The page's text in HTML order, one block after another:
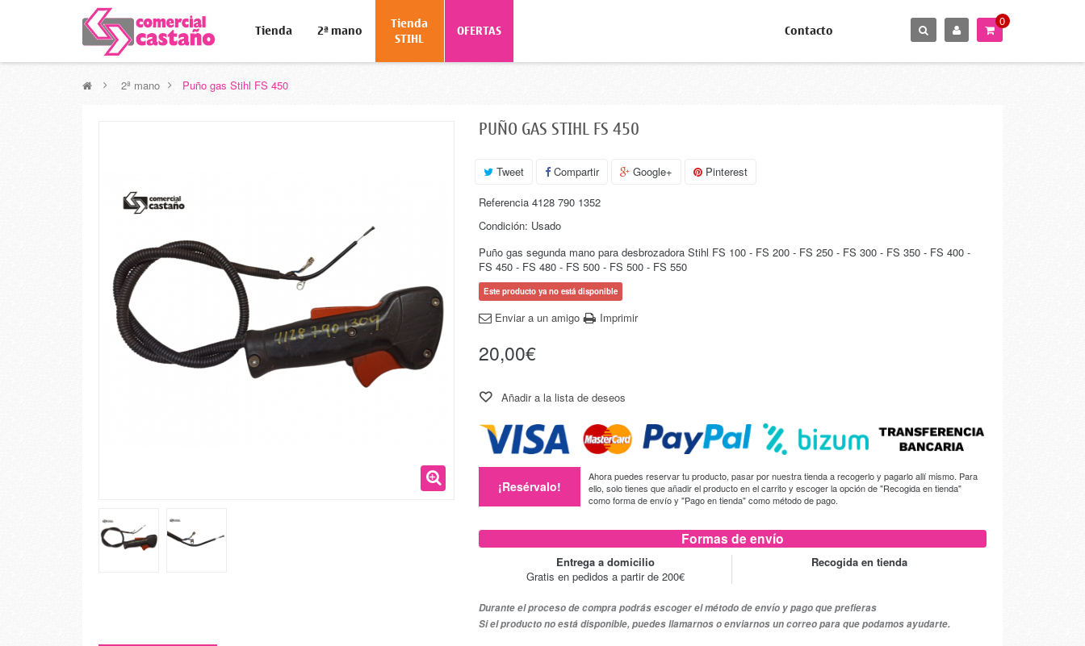
Tienda 2ª mano Tienda
STIHL OFERTAS Contacto
0
> 2ª mano > Puño gas Stihl FS 450
PUÑO GAS STIHL FS 450
Tweet Compartir Google+
Pinterest
Referencia 4128 790 1352
Condición: Usado
Puño gas segunda mano para desbrozadora Stihl FS 100 - FS 200 - FS 250 - FS 300 - FS 350 - FS 400 -
FS 450 - FS 480 - FS 500 - FS 500 - FS 550
Este producto ya no está disponible
Enviar a un amigo Imprimir
20,00€
Añadir a la lista de deseos
¡Resérvalo!
Ahora puedes reservar tu producto, pasar por nuestra tienda a recogerlo y pagarlo allí mismo. Para
ello, solo tienes que añadir el producto en el carrito y escoger la opción de "Recogida en tienda"
como forma de envío y "Pago en tienda" como método de pago.
Formas de envío
Entrega a domicilio
Gratis en pedidos a partir de 200€
Recogida en tienda
Durante el proceso de compra podrás escoger el método de envío y pago que prefieras
Si el producto no está disponible, puedes llamarnos o enviarnos un correo para que podamos ayudarte.